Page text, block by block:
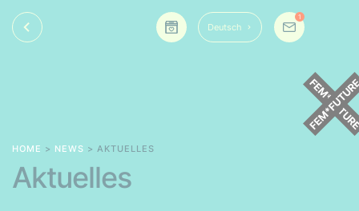
Deutsch
1
HOME > NEWS > AKTUELLES
Aktuelles